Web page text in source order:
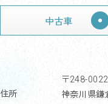
中古車
住所
〒248-0022
神奈川県鎌